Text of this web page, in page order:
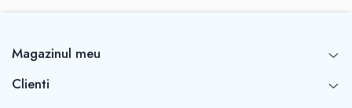
Magazinul meu
Clienti